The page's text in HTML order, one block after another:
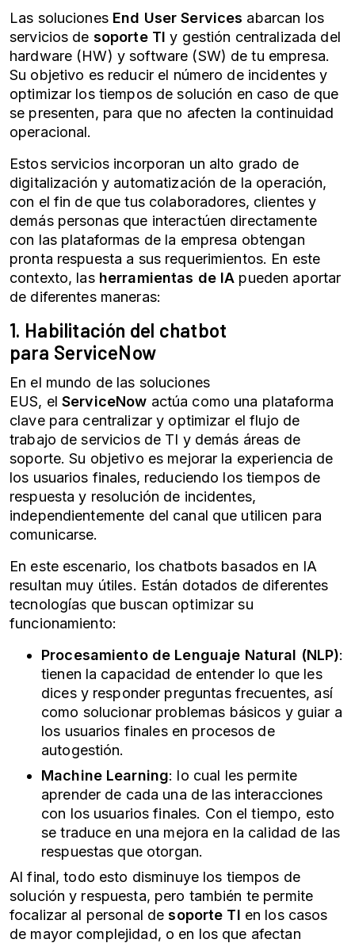
Las soluciones End User Services abarcan los
servicios de soporte TI y gestión centralizada del
hardware (HW) y software (SW) de tu empresa.
Su objetivo es reducir el número de incidentes y
optimizar los tiempos de solución en caso de que
se presenten, para que no afecten la continuidad
operacional.
Estos servicios incorporan un alto grado de
digitalización y automatización de la operación,
con el fin de que tus colaboradores, clientes y
demás personas que interactúen directamente
con las plataformas de la empresa obtengan
pronta respuesta a sus requerimientos. En este
contexto, las herramientas de IA pueden aportar
de diferentes maneras:
1. Habilitación del chatbot
para ServiceNow
En el mundo de las soluciones
EUS, elServiceNow actúa como una plataforma
clave para centralizar y optimizar el flujo de
trabajo de servicios de TI y demás áreas de
soporte. Su objetivo es mejorar la experiencia de
los usuarios finales, reduciendo los tiempos de
respuesta y resolución de incidentes,
independientemente del canal que utilicen para
comunicarse.
En este escenario, los chatbots basados en IA
resultan muy útiles. Están dotados de diferentes
tecnologías que buscan optimizar su
funcionamiento:
Procesamiento de Lenguaje Natural (NLP):
tienen la capacidad de entender lo que les
dices y responder preguntas frecuentes, así
como solucionar problemas básicos y guiar a
los usuarios finales en procesos de
autogestión.
Machine Learning: lo cual les permite
aprender de cada una de las interacciones
con los usuarios finales. Con el tiempo, esto
se traduce en una mejora en la calidad de las
respuestas que otorgan.
Al final, todo esto disminuye los tiempos de
solución y respuesta, pero también te permite
focalizar al personal de soporte TI en los casos
de mayor complejidad, o en los que afectan